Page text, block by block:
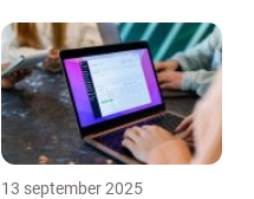
13 september 2025